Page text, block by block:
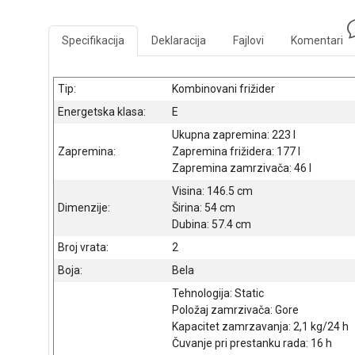
Specifikacija Deklaracija Fajlovi Komentari
Tip:
Kombinovani frižider
Energetska klasa:
E
Zapremina:
Ukupna zapremina: 223 l
Zapremina frižidera: 177 l
Zapremina zamrzivača: 46 l
Dimenzije:
Visina: 146.5 cm
Širina: 54 cm
Dubina: 57.4 cm
Broj vrata:
2
Boja:
Bela
Tehnologija: Static
Položaj zamrzivača: Gore
Kapacitet zamrzavanja: 2,1 kg/24 h
Čuvanje pri prestanku rada: 16 h